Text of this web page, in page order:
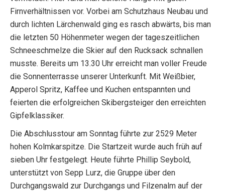
Firnverhältnissen vor. Vorbei am Schutzhaus Neubau und
durch lichten Lärchenwald ging es rasch abwärts, bis man
die letzten 50 Höhenmeter wegen der tageszeitlichen
Schneeschmelze die Skier auf den Rucksack schnallen
musste. Bereits um 13.30 Uhr erreicht man voller Freude
die Sonnenterrasse unserer Unterkunft. Mit Weißbier,
Apperol Spritz, Kaffee und Kuchen entspannten und
feierten die erfolgreichen Skibergsteiger den erreichten
Gipfelklassiker.
Die Abschlusstour am Sonntag führte zur 2529 Meter
hohen Kolmkarspitze. Die Startzeit wurde auch früh auf
sieben Uhr festgelegt. Heute führte Phillip Seybold,
unterstützt von Sepp Lurz, die Gruppe über den
Durchgangswald zur Durchgangs und Filzenalm auf der